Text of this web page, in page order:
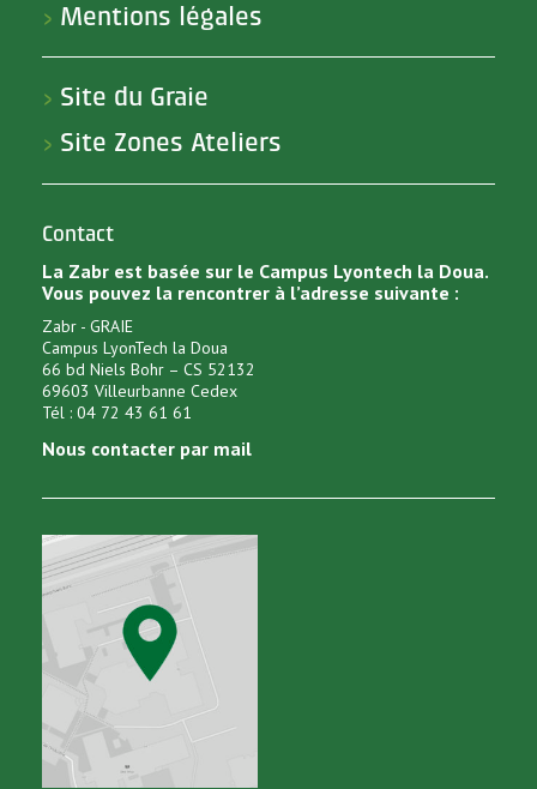
> Mentions légales
> Site du Graie
> Site Zones Ateliers
Contact
La Zabr est basée sur le Campus Lyontech la Doua.
Vous pouvez la rencontrer à l’adresse suivante :
Zabr - GRAIE
Campus LyonTech la Doua
66 bd Niels Bohr – CS 52132
69603 Villeurbanne Cedex
Tél : 04 72 43 61 61
Nous contacter par mail